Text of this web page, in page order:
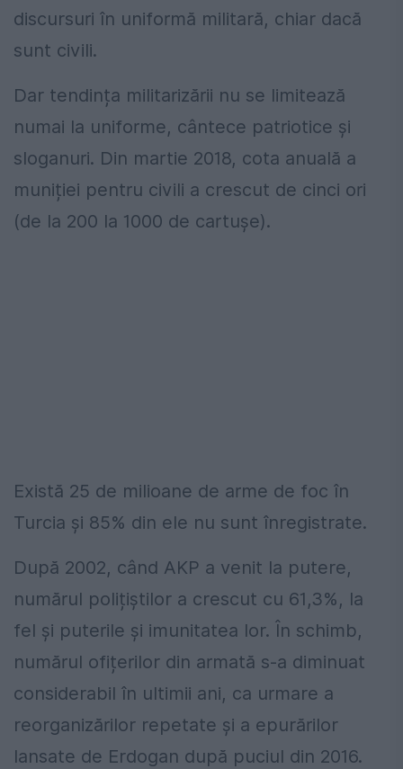
discursuri în uniformă militară, chiar dacă
sunt civili.
Dar tendința militarizării nu se limitează
numai la uniforme, cântece patriotice și
sloganuri. Din martie 2018, cota anuală a
muniției pentru civili a crescut de cinci ori
(de la 200 la 1000 de cartușe).
Există 25 de milioane de arme de foc în
Turcia și 85% din ele nu sunt înregistrate.
După 2002, când AKP a venit la putere,
numărul polițiștilor a crescut cu 61,3%, la
fel și puterile și imunitatea lor. În schimb,
numărul ofițerilor din armată s-a diminuat
considerabil în ultimii ani, ca urmare a
reorganizărilor repetate și a epurărilor
lansate de Erdogan după puciul din 2016.